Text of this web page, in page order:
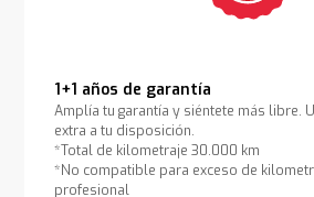
1+1 años de garantía
Amplía tu garantía y siéntete más libre.
extra a tu disposición.
*Total de kilometraje 30.000 km
*No compatible para exceso de
profesional